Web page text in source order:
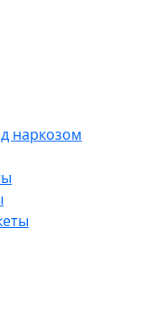
наркозом